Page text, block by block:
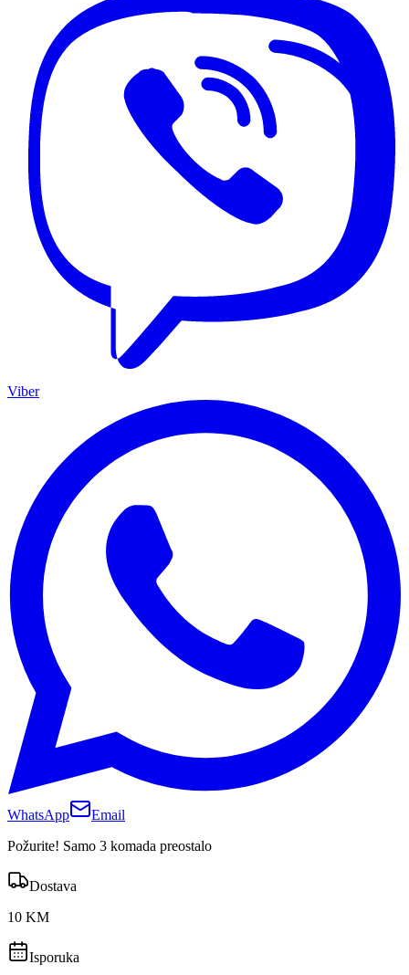
Viber
WhatsApp
Email
Požurite! Samo 3 komada preostalo
Dostava
10 KM
Isporuka